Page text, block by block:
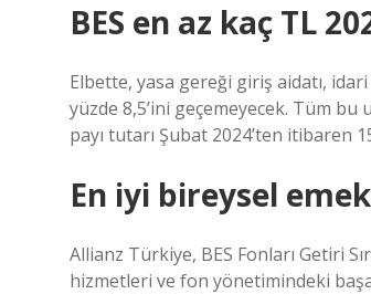
BES en az kaç TL
Elbette, yasa gereği giriş aidatı,
yüzde 8,5’ini geçemeyecek. Tüm bu
payı tutarı Şubat 2024’ten itibaren
En iyi bireysel
Allianz Türkiye, BES Fonları Getiri
hizmetleri ve fon yönetimindeki